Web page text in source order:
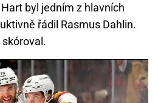
byl jedním z hlavních
řádil Rasmus Dahlin.